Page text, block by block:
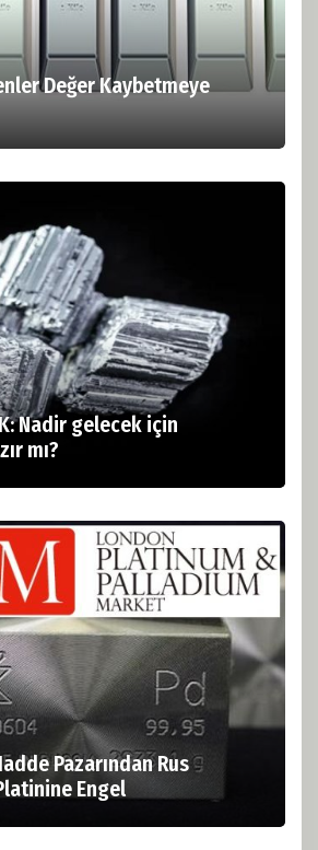
Değer Kaybetmeye
Nadir gelecek için
mı?
Pazarından Rus
Engel